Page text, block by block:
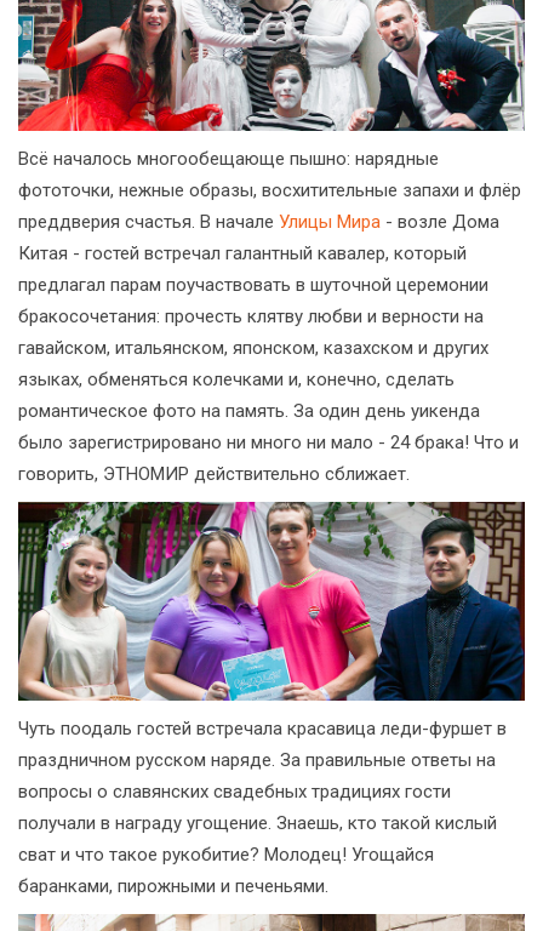
Всё началось многообещающе пышно: нарядные
фототочки, нежные образы, восхитительные запахи и флёр
преддверия счастья. В начале Улицы Мира - возле Дома
Китая - гостей встречал галантный кавалер, который
предлагал парам поучаствовать в шуточной церемонии
бракосочетания: прочесть клятву любви и верности на
гавайском, итальянском, японском, казахском и других
языках, обменяться колечками и, конечно, сделать
романтическое фото на память. За один день уикенда
было зарегистрировано ни много ни мало - 24 брака! Что и
говорить, ЭТНОМИР действительно сближает.
Чуть поодаль гостей встречала красавица леди-фуршет в
праздничном русском наряде. За правильные ответы на
вопросы о славянских свадебных традициях гости
получали в награду угощение. Знаешь, кто такой кислый
сват и что такое рукобитие? Молодец! Угощайся
баранками, пирожными и печеньями.